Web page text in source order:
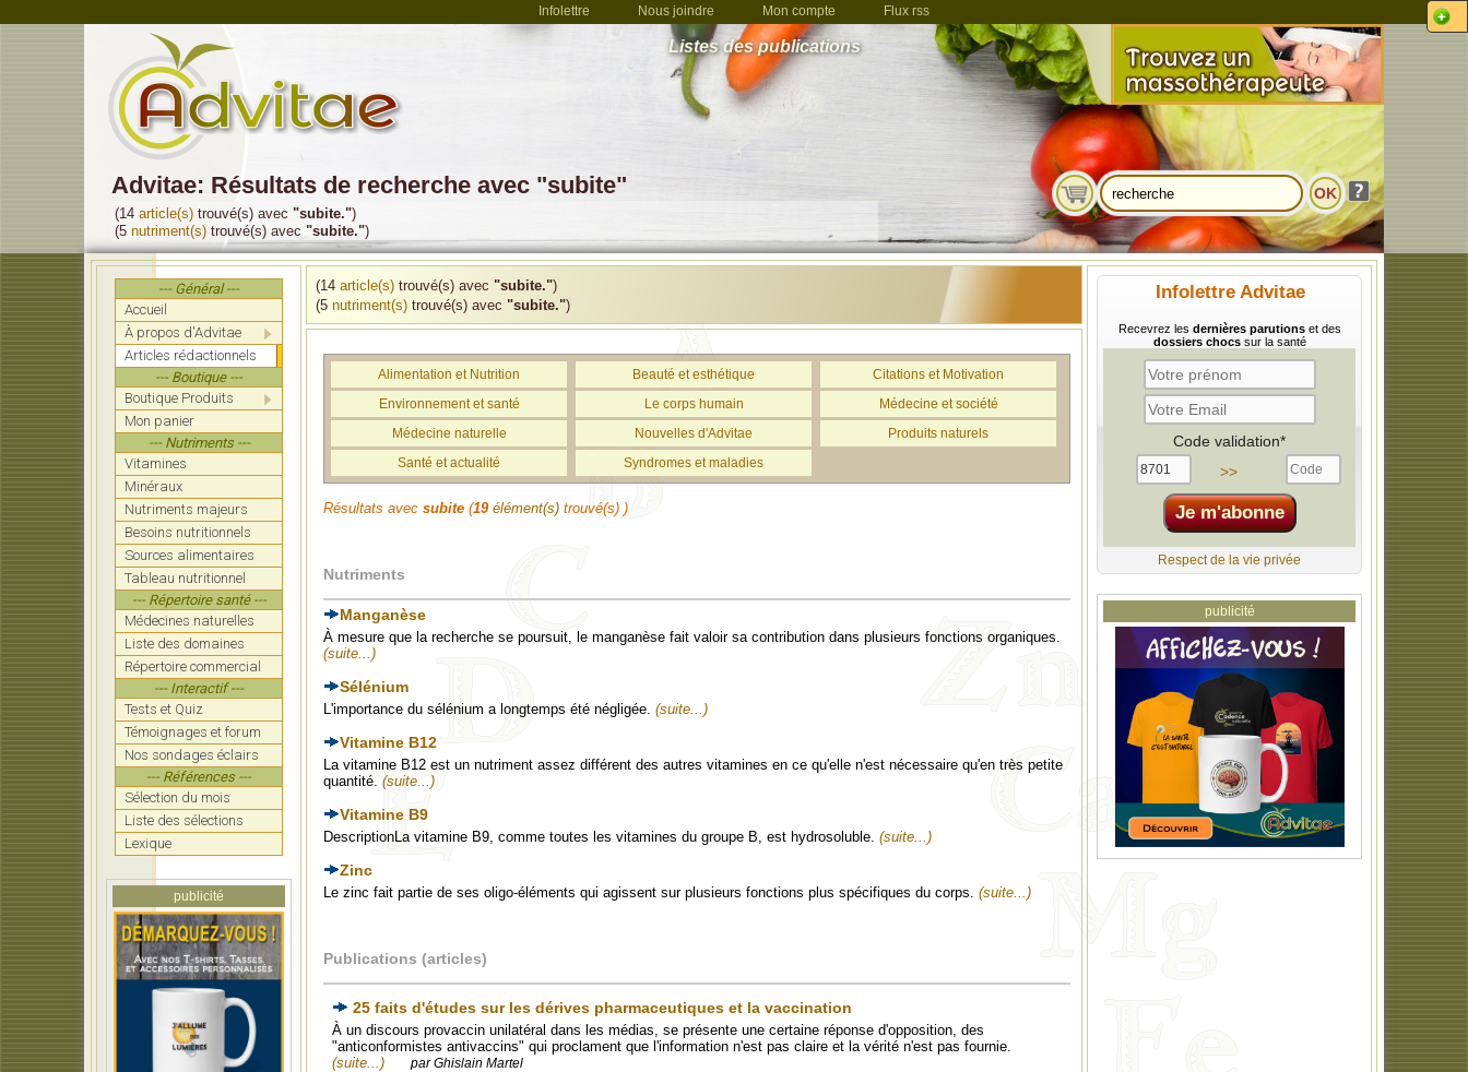
Infolettre Nous joindre Mon compte Flux rss
Listes des publications
Advitae: Résultats de recherche avec "subite"
(14 article(s) trouvé(s) avec "subite.")
(5 nutriment(s) trouvé(s) avec "subite.")
--- Général ---
Accueil
À propos d'Advitae
Articles rédactionnels
--- Boutique ---
Boutique Produits
Mon panier
--- Nutriments ---
Vitamines
Minéraux
Nutriments majeurs
Besoins nutritionnels
Sources alimentaires
Tableau nutritionnel
--- Répertoire santé ---
Médecines naturelles
Liste des domaines
Répertoire commercial
--- Interactif ---
Tests et Quiz
Témoignages et forum
Nos sondages éclairs
--- Références ---
Sélection du mois
Liste des sélections
Lexique
publicité
(14 article(s) trouvé(s) avec "subite.")
(5 nutriment(s) trouvé(s) avec "subite.")
Infolettre Advitae
Recevrez les dernières parutionset des
dossiers chocssur la santé
Code validation*
>>
Respect de la vie privée
publicité
Alimentation et Nutrition Beauté et esthétique
Citations et Motivation
Environnement et santé
Le corps humain
Médecine et société
Médecine naturelle
Nouvelles d'Advitae
Produits naturels
Santé et actualité
Syndromes et maladies
Résultats avec subite (19 élément(s) trouvé(s) )
Nutriments
Manganèse
À mesure que la recherche se poursuit, le manganèse fait valoir sa contribution dans plusieurs fonctions organiques.
(suite...)
Sélénium
L'importance du sélénium a longtemps été négligée. (suite...)
Vitamine B12
La vitamine B12 est un nutriment assez différent des autres vitamines en ce qu'elle n'est nécessaire qu'en très petite
quantité. (suite...)
Vitamine B9
DescriptionLa vitamine B9, comme toutes les vitamines du groupe B, est hydrosoluble. (suite...)
Zinc
Le zinc fait partie de ses oligo-éléments qui agissent sur plusieurs fonctions plus spécifiques du corps. (suite...)
Publications (articles)
25 faits d'études sur les dérives pharmaceutiques et la vaccination
À un discours provaccin unilatéral dans les médias, se présente une certaine réponse d'opposition, des
"anticonformistes antivaccins" qui proclament que l'information n'est pas claire et la vérité n'est pas fournie.
(suite...)
par Ghislain Martel